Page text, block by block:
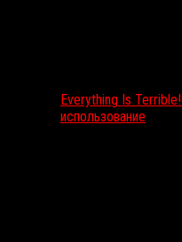
Everything Is
использование